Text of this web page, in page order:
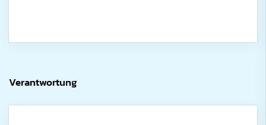
Verantwortung